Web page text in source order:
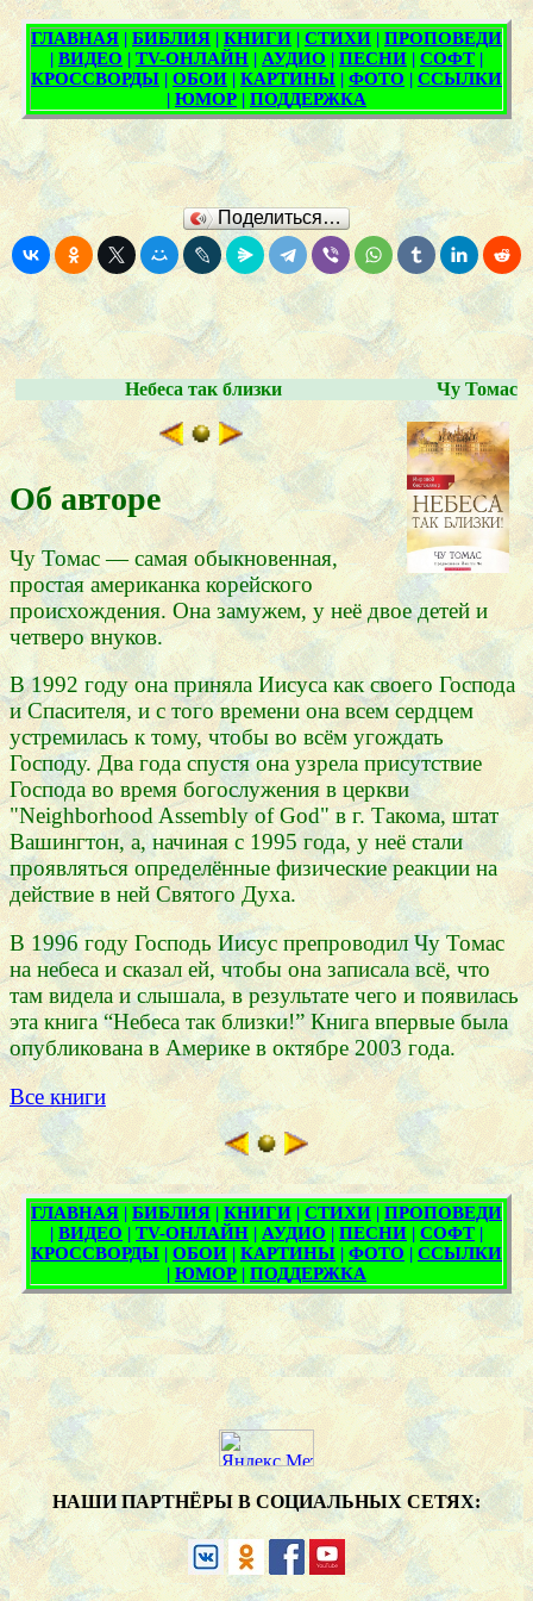
Поделиться…
Небеса так близки Чу Томас
Об авторе
Чу Томас — самая обыкновенная,
простая американка корейского
происхождения. Она замужем, у неё двое детей и
четверо внуков.
В 1992 году она приняла Иисуса как своего Господа
и Спасителя, и с того времени она всем сердцем
устремилась к тому, чтобы во всём угождать
Господу. Два года спустя она узрела присутствие
Господа во время богослужения в церкви
"Neighborhood Assembly of God" в г. Такома, штат
Вашингтон, а, начиная с 1995 года, у неё стали
проявляться определённые физические реакции на
действие в ней Святого Духа.
В 1996 году Господь Иисус препроводил Чу Томас
на небеса и сказал ей, чтобы она записала всё, что
там видела и слышала, в результате чего и появилась
эта книга “Небеса так близки!” Книга впервые была
опубликована в Америке в октябре 2003 года.
Все книги